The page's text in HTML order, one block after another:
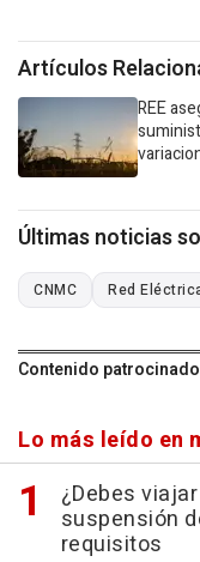
Artículos
REE
Últimas noticias
CNMC Red
Contenido patrocinado
Lo más leído en
¿Debes
suspensión
requisitos